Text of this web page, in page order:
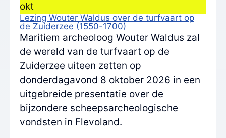
okt
Lezing Wouter Waldus over de turfvaart op
de Zuiderzee (1550-1700)
Maritiem archeoloog Wouter Waldus zal
de wereld van de turfvaart op de
Zuiderzee uiteen zetten op
donderdagavond 8 oktober 2026 in een
uitgebreide presentatie over de
bijzondere scheepsarcheologische
vondsten in Flevoland.